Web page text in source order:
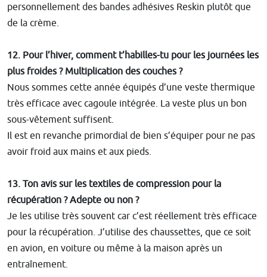
personnellement des bandes adhésives Reskin plutôt que
de la crème.
12. Pour l’hiver, comment t’habilles-tu pour les journées les
plus froides ? Multiplication des couches ?
Nous sommes cette année équipés d’une veste thermique
très efficace avec cagoule intégrée. La veste plus un bon
sous-vêtement suffisent.
Il est en revanche primordial de bien s’équiper pour ne pas
avoir froid aux mains et aux pieds.
13. Ton avis sur les textiles de compression pour la
récupération ? Adepte ou non ?
Je les utilise très souvent car c’est réellement très efficace
pour la récupération. J’utilise des chaussettes, que ce soit
en avion, en voiture ou même à la maison après un
entraînement.